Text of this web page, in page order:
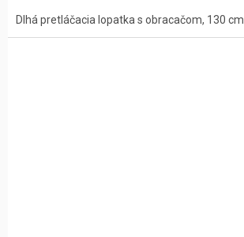
Dlhá pretláčacia lopatka s obracačom, 130 cm